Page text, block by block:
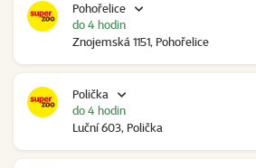
Pohořelice
Znojemská 1151, Pohořelice
do 4 hodin
Polička
Luční 603, Polička
do 4 hodin